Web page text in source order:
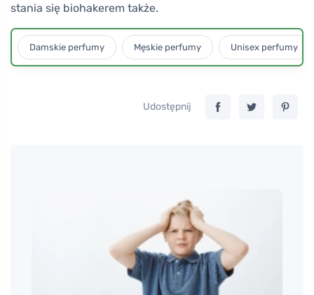
stania się biohakerem także.
Damskie perfumy Męskie perfumy Unisex perfumy
Udostępnij